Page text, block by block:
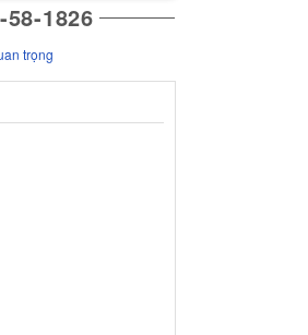
58-1826
trọng